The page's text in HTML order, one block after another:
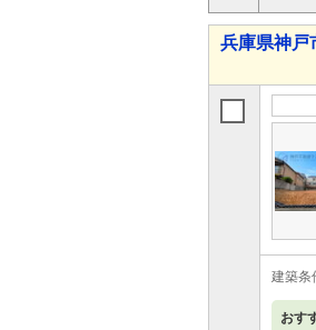
兵庫県神戸
建築条
おす